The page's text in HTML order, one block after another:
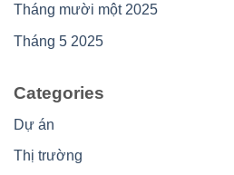
Tháng mười một 2025
Tháng 5 2025
Categories
Dự án
Thị trường